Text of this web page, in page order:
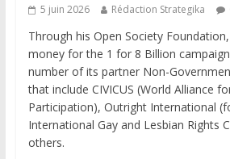
5 juin 2026 Rédaction Strategika
Through his Open Society
money for the 1 for 8 Billion
number of its partner Non-
that include CIVICUS (World Alliance
Participation), Outright International
International Gay and Lesbian Rights
others.